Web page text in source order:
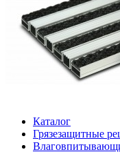
Каталог
Грязезащитные